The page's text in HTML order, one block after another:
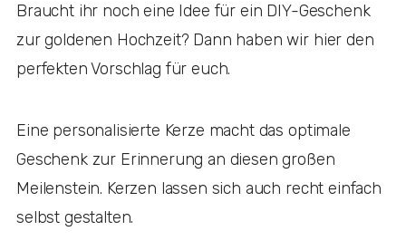
Braucht ihr noch eine Idee für ein DIY-Geschenk
zur goldenen Hochzeit? Dann haben wir hier den
perfekten Vorschlag für euch.
Eine personalisierte Kerze macht das optimale
Geschenk zur Erinnerung an diesen großen
Meilenstein. Kerzen lassen sich auch recht einfach
selbst gestalten.